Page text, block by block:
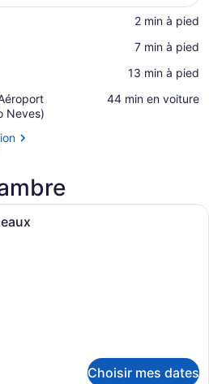
‪2 min à pied‬
‪7 min à pied‬
‪13 min à pied‬
Neves)
‪44 min en voiture‬
Une chambre d’hôtel avec deux
Choisir mes dates